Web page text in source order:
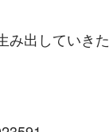
み出していきた